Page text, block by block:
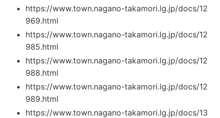
https://www.town.nagano-takamori.lg.jp/docs/12
969.html
https://www.town.nagano-takamori.lg.jp/docs/12
985.html
https://www.town.nagano-takamori.lg.jp/docs/12
988.html
https://www.town.nagano-takamori.lg.jp/docs/12
989.html
https://www.town.nagano-takamori.lg.jp/docs/13